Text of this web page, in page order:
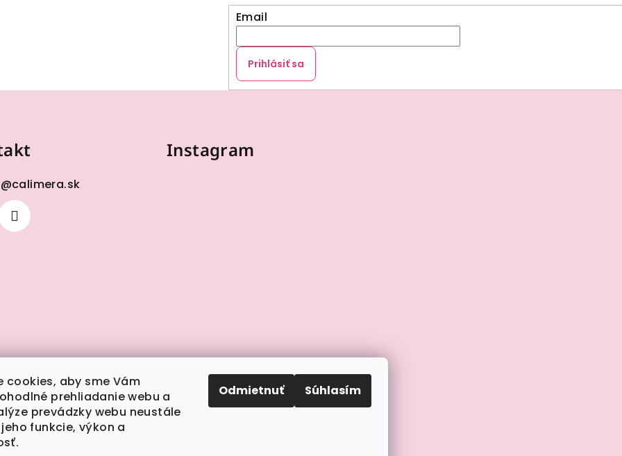
cookies, aby sme Vám
prehliadanie webu a
prevádzky webu neustále
funkcie, výkon a
Odmietnuť Súhlasím
Email
Prihlásiť sa
@calimera.sk
Instagram